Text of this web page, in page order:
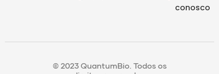
conosco
© 2023 QuantumBio. Todos os